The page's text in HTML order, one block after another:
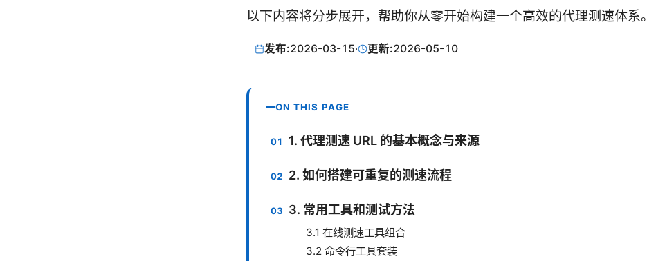
以下内容将分步展开，帮助你从零开始构建一个高效的代理测速体系。
发布:2026-03-15· 更新:2026-05-10
ON THIS PAGE
1. 代理测速 URL 的基本概念与来源
2. 如何搭建可重复的测速流程
3. 常用工具和测试方法
3.1 在线测速工具组合
3.2 命令行工具套装